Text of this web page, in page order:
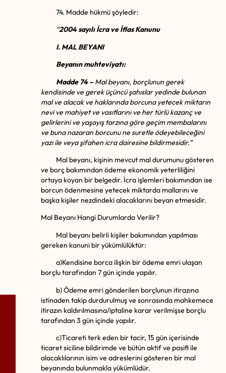
74. Madde hükmü şöyledir:
“2004 sayılı İcra ve İflas Kanunu
I. MAL BEYANI
Beyanın muhteviyatı:
Madde 74 –Mal beyanı, borçlunun gerek
kendisinde ve gerek üçüncü şahıslar yedinde bulunan
mal ve alacak ve haklarında borcuna yetecek miktarın
nevi ve mahiyet ve vasıflarını ve her türlü kazanç ve
gelirlerini ve yaşayış tarzına göre geçim membalarını
ve buna nazaran borcunu ne suretle ödeyebileceğini
yazı ile veya şifahen icra dairesine bildirmesidir.”
Mal beyanı, kişinin mevcut mal durumunu gösteren
ve borç bakımından ödeme ekonomik yeterliliğini
ortaya koyan bir belgedir. İcra işlemleri bakımından ise
borcun ödenmesine yetecek miktarda mallarını ve
başka kişiler nezdindeki alacaklarını beyan etmesidir.
Mal Beyanı Hangi Durumlarda Verilir?
Mal beyanı belirli kişiler bakımından yapılması
gereken kanuni bir yükümlülüktür:
a)Kendisine borca ilişkin bir ödeme emri ulaşan
borçlu tarafından 7 gün içinde yapılır.
b) Ödeme emri gönderilen borçlunun itirazına
istinaden takip durdurulmuş ve sonrasında mahkemece
itirazın kaldırılmasına/iptaline karar verilmişse borçlu
tarafından 3 gün içinde yapılır.
c)Ticareti terk eden bir tacir, 15 gün içerisinde
ticaret siciline bildirimde ve bütün aktif ve pasifi ile
alacaklılarının isim ve adreslerini gösteren bir mal
beyanında bulunmakla yükümlüdür.